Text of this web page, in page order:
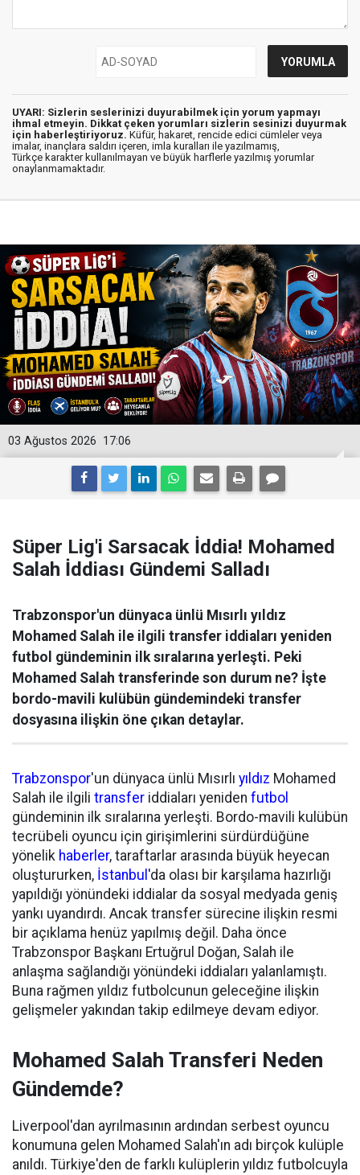
UYARI: Sizlerin seslerinizi duyurabilmek için yorum yapmayı
ihmal etmeyin. Dikkat çeken yorumları sizlerin sesinizi duyurmak
için haberleştiriyoruz. Küfür, hakaret, rencide edici cümleler veya
imalar, inançlara saldırı içeren, imla kuralları ile yazılmamış,
Türkçe karakter kullanılmayan ve büyük harflerle yazılmış yorumlar
onaylanmamaktadır.
17:06
03 Ağustos 2026
Süper Lig'i Sarsacak İddia! Mohamed
Salah İddiası Gündemi Salladı
Trabzonspor'un dünyaca ünlü Mısırlı yıldız
Mohamed Salah ile ilgili transfer iddiaları yeniden
futbol gündeminin ilk sıralarına yerleşti. Peki
Mohamed Salah transferinde son durum ne? İşte
bordo-mavili kulübün gündemindeki transfer
dosyasına ilişkin öne çıkan detaylar.
Trabzonspor'un dünyaca ünlü Mısırlı yıldız Mohamed
Salah ile ilgili transfer iddiaları yeniden futbol
gündeminin ilk sıralarına yerleşti. Bordo-mavili kulübün
tecrübeli oyuncu için girişimlerini sürdürdüğüne
yönelik haberler, taraftarlar arasında büyük heyecan
oluştururken, İstanbul 'da olası bir karşılama hazırlığı
yapıldığı yönündeki iddialar da sosyal medyada geniş
yankı uyandırdı. Ancak transfer sürecine ilişkin resmi
bir açıklama henüz yapılmış değil. Daha önce
Trabzonspor Başkanı Ertuğrul Doğan, Salah ile
anlaşma sağlandığı yönündeki iddiaları yalanlamıştı.
Buna rağmen yıldız futbolcunun geleceğine ilişkin
gelişmeler yakından takip edilmeye devam ediyor.
Mohamed Salah Transferi Neden
Gündemde?
Liverpool'dan ayrılmasının ardından serbest oyuncu
konumuna gelen Mohamed Salah'ın adı birçok kulüple
anıldı. Türkiye'den de farklı kulüplerin yıldız futbolcuyla